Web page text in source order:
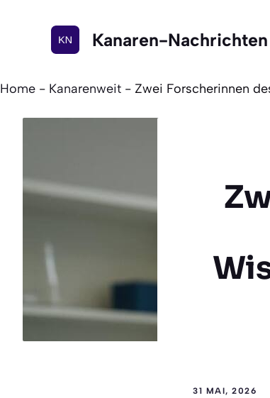
Kanaren-Nachrichten
Home - Kanarenweit - Zwei Forscherinnen
31 MAI, 2026